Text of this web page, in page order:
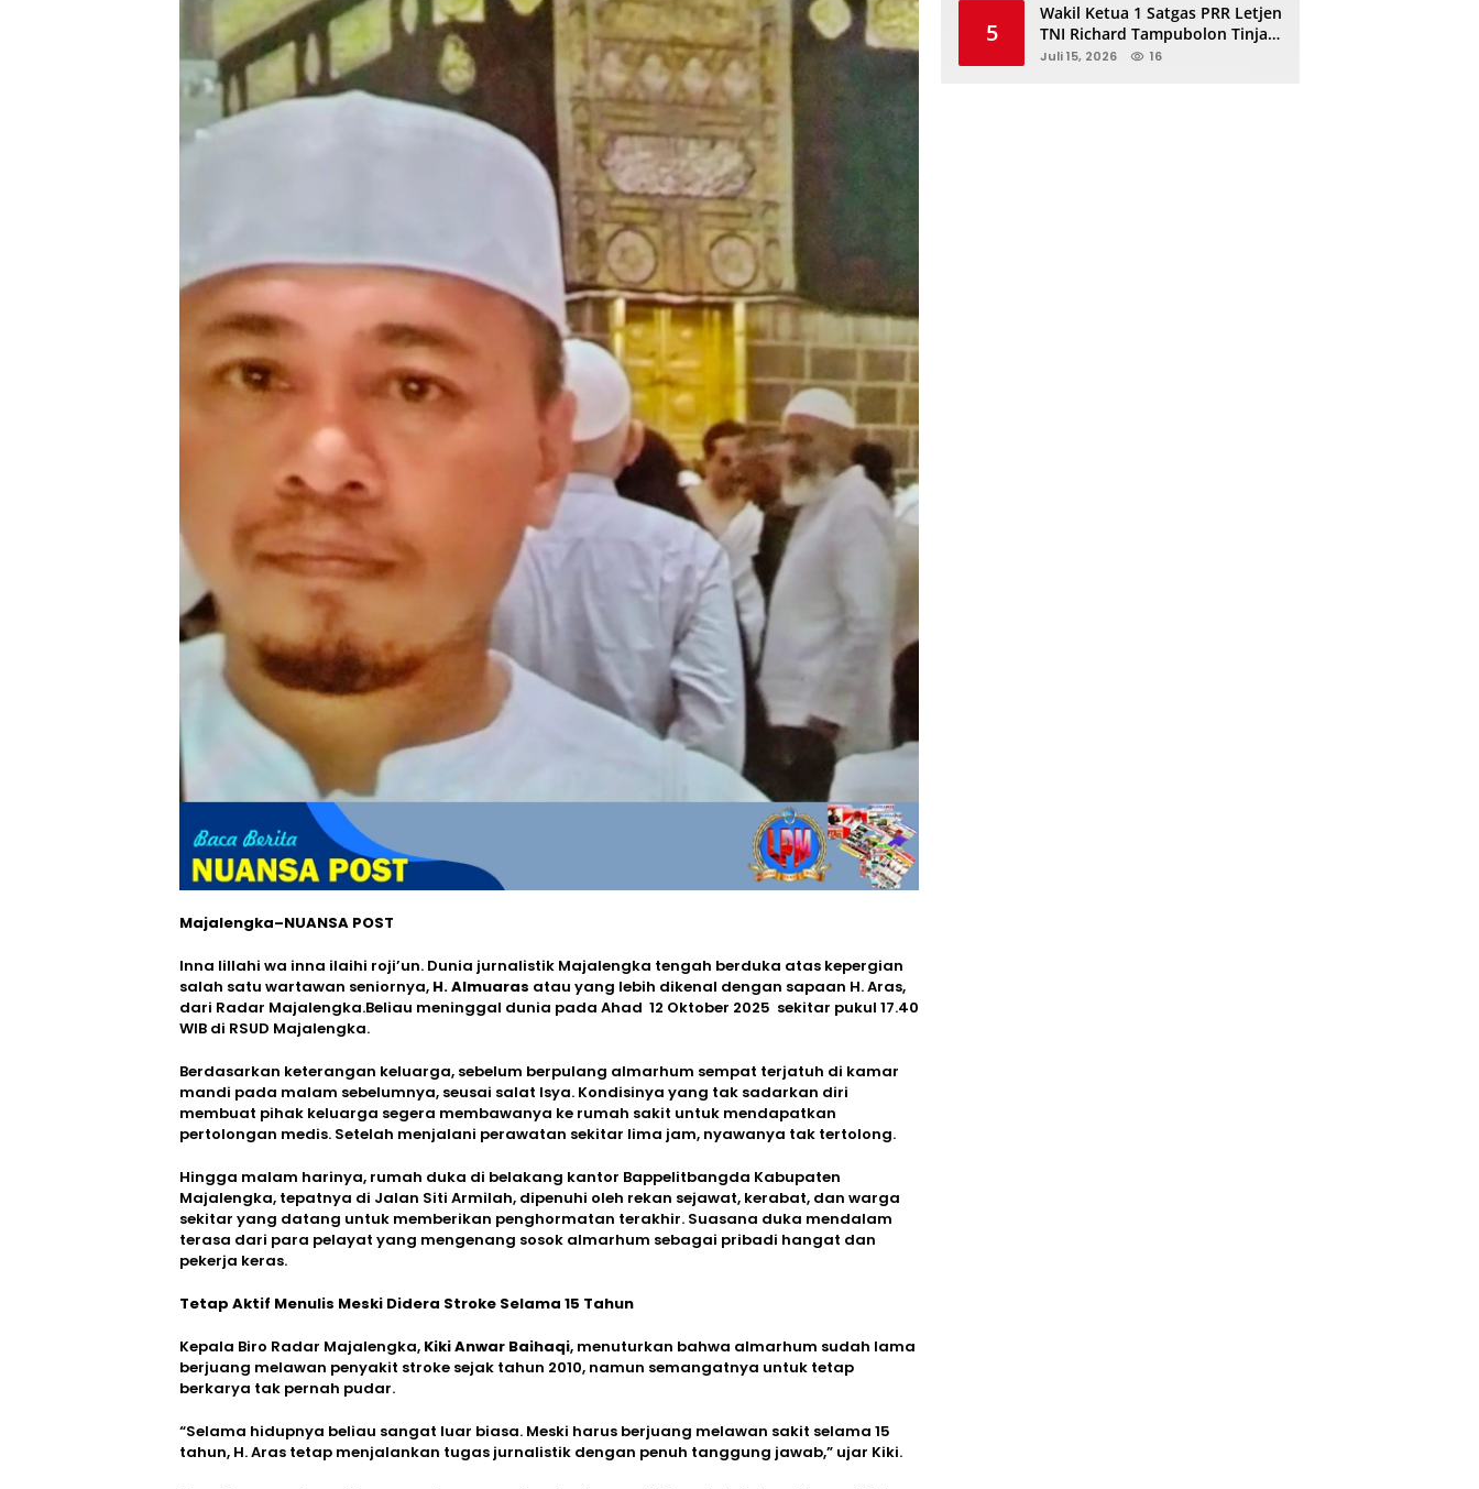
Majalengka–NUANSA POST
Inna lillahi wa inna ilaihi roji’un. Dunia jurnalistik Majalengka tengah berduka atas kepergian
salah satu wartawan seniornya, H. Almuaras atau yang lebih dikenal dengan sapaan H. Aras,
dari Radar Majalengka.Beliau meninggal dunia pada Ahad 12 Oktober 2025 sekitar pukul 17.40
WIB di RSUD Majalengka.
Berdasarkan keterangan keluarga, sebelum berpulang almarhum sempat terjatuh di kamar
mandi pada malam sebelumnya, seusai salat Isya. Kondisinya yang tak sadarkan diri
membuat pihak keluarga segera membawanya ke rumah sakit untuk mendapatkan
pertolongan medis. Setelah menjalani perawatan sekitar lima jam, nyawanya tak tertolong.
Hingga malam harinya, rumah duka di belakang kantor Bappelitbangda Kabupaten
Majalengka, tepatnya di Jalan Siti Armilah, dipenuhi oleh rekan sejawat, kerabat, dan warga
sekitar yang datang untuk memberikan penghormatan terakhir. Suasana duka mendalam
terasa dari para pelayat yang mengenang sosok almarhum sebagai pribadi hangat dan
pekerja keras.
Tetap Aktif Menulis Meski Didera Stroke Selama 15 Tahun
Kepala Biro Radar Majalengka, Kiki Anwar Baihaqi, menuturkan bahwa almarhum sudah lama
berjuang melawan penyakit stroke sejak tahun 2010, namun semangatnya untuk tetap
berkarya tak pernah pudar.
“Selama hidupnya beliau sangat luar biasa. Meski harus berjuang melawan sakit selama 15
tahun, H. Aras tetap menjalankan tugas jurnalistik dengan penuh tanggung jawab,” ujar Kiki.
5
Wakil Ketua 1 Satgas PRR Letjen
TNI Richard Tampubolon Tinjau
Padang Sidimpuan dan
Juli 15, 2026 16